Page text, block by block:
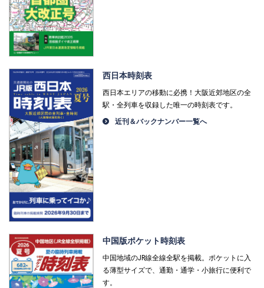
西日本時刻表
西日本エリアの移動に必携！大阪近郊地区の全
駅・全列車を収録した唯一の時刻表です。
近刊＆バックナンバー一覧へ
中国版ポケット時刻表
中国地域のJR線全線全駅を掲載。ポケットに入
る薄型サイズで、通勤・通学・小旅行に便利で
す。